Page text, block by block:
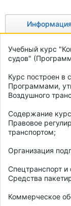
Учебный курс
судов"
Курс построен в
Программами,
Воздушного
Содержание
Правовое
транспортом;
Организация
Спецтранспорт и
Средства
Коммерческое